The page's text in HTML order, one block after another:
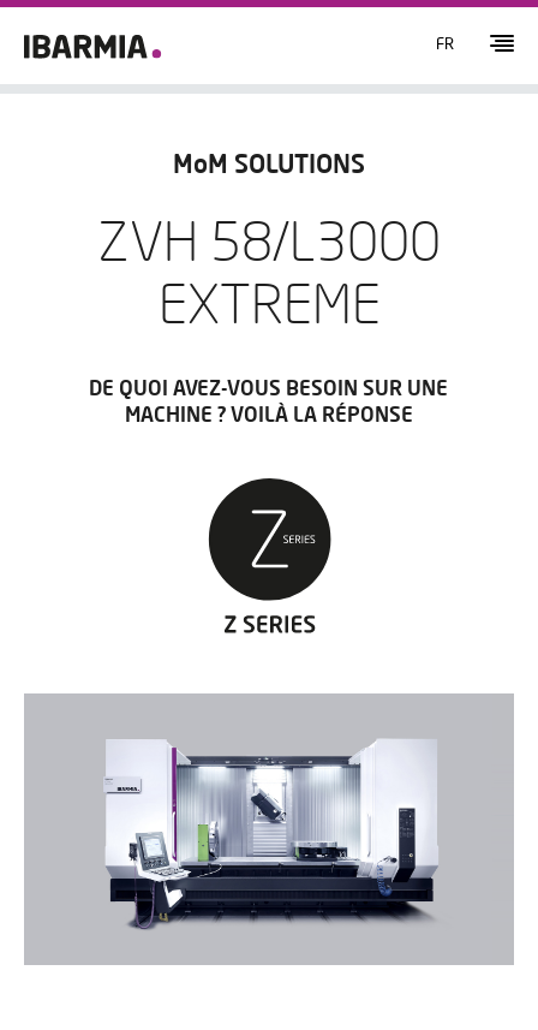
FR
MoM SOLUTIONS
ZVH 58/L3000
EXTREME
DE QUOI AVEZ-VOUS BESOIN SUR UNE
MACHINE ? VOILÀ LA RÉPONSE